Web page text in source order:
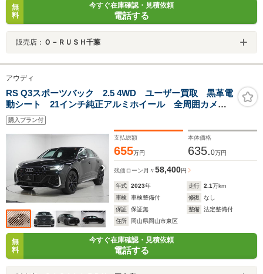
無
料
今すぐ在庫確認・見積依頼
電話する
販売店： Ｏ－ＲＵＳＨ千葉
アウディ
RS Q3スポーツバック 2.5 4WD ユーザー買取 黒革電
動シート 21インチ純正アルミホイール 全周囲カメ
ラ シートヒーター カーテシランプ マトリックス
LEDヘッドライト パワーリアゲート ドライブレコー
購入プラン付
支払総額
655万円
本体価格
635.0万円
残価ローン 月々58,400円
年式 2023年 走行 2.1万km
車検
車検整備付 修復
なし
保証
保証無 整備
法定整備付
住所
岡山県岡山市東区
無
料
今すぐ在庫確認・見積依頼
電話する